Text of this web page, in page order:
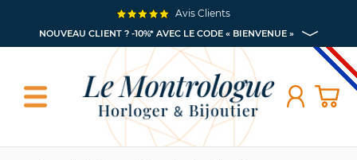
NOUVEAU CLIENT ? -10%* AVEC LE CODE « BIENVENUE »
Avis Clients